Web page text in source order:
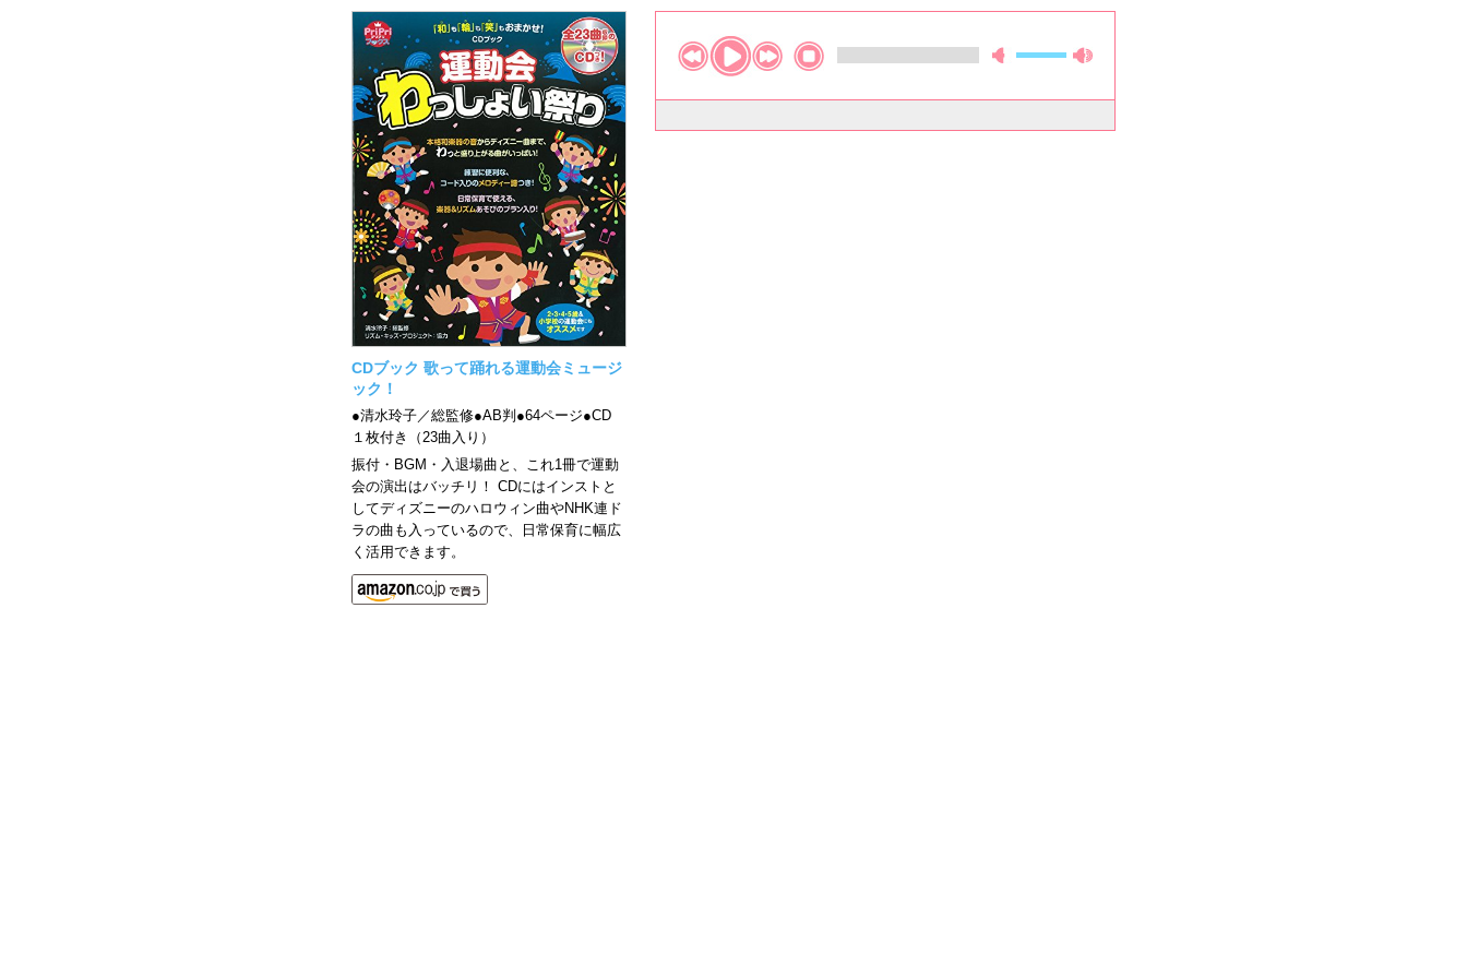
CDブック 歌って踊れる運動会ミュージ
ック！
●清水玲子／総監修●AB判●64ページ●CD
１枚付き（23曲入り）
振付・BGM・入退場曲と、これ1冊で運動
会の演出はバッチリ！ CDにはインストと
してディズニーのハロウィン曲やNHK連ド
ラの曲も入っているので、日常保育に幅広
く活用できます。